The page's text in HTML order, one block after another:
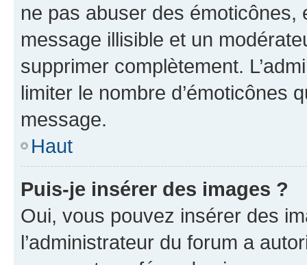
ne pas abuser des
message illisible et un
supprimer complètement.
limiter le nombre d’émoticônes
message.
Haut
Puis-je insérer des images ?
Oui, vous pouvez insérer des
l’administrateur du forum a